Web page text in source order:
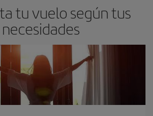
tu vuelo según tus
necesidades